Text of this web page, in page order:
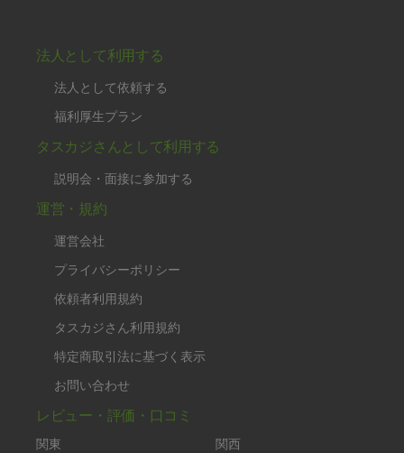
法人として利用する
法人として依頼する
福利厚生プラン
タスカジさんとして利用する
説明会・面接に参加する
運営・規約
運営会社
プライバシーポリシー
依頼者利用規約
タスカジさん利用規約
特定商取引法に基づく表示
お問い合わせ
レビュー・評価・口コミ
関東
関西